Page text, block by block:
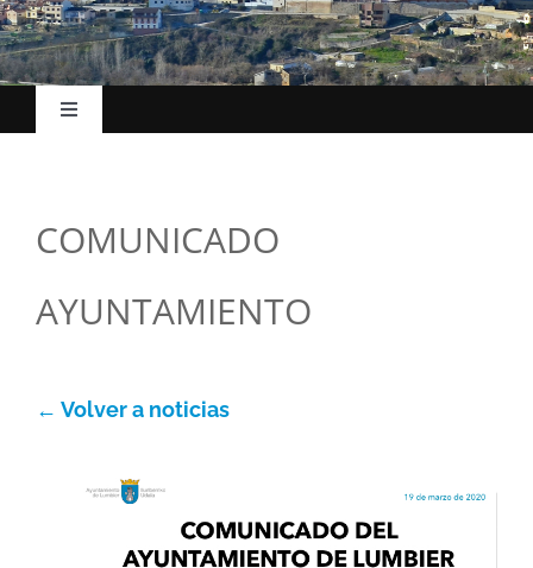
Toggle
Udalak
Kokapena
Turismoa
Ekonomia
COMUNICADO
AYUNTAMIENTO
← Volver a noticias